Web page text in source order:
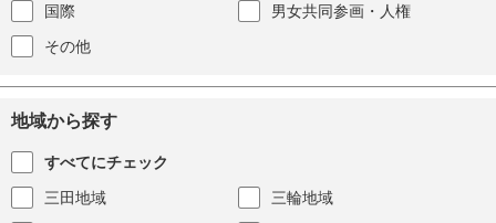
国際
男女共同参画・人権
その他
地域から探す
すべてにチェック
三田地域
三輪地域